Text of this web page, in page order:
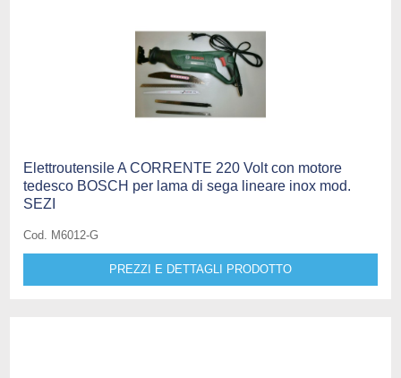
Elettroutensile A CORRENTE 220 Volt con motore
tedesco BOSCH per lama di sega lineare inox mod.
SEZI
Cod. M6012-G
PREZZI E DETTAGLI PRODOTTO